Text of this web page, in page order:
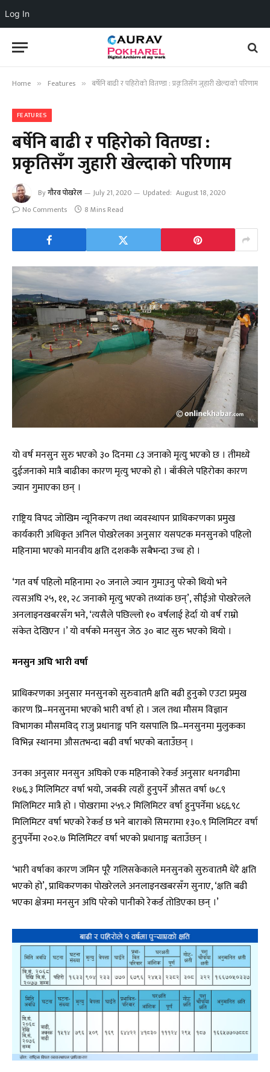
Log In
Home » Features » बर्षेनि बाढी र पहिरोको वितण्डा : प्रकृतिसँग जुहारी खेल्दाको परिणाम
FEATURES
बर्षेनि बाढी र पहिरोको वितण्डा :
प्रकृतिसँग जुहारी खेल्दाको परिणाम
Byगौरव पोखरेल July 21, 2020 Updated: August 18, 2020
No Comments
8 Mins Read
यो वर्ष मनसुन सुरु भएको ३० दिनमा ८३ जनाको मृत्यु भएको छ । तीमध्ये
दुईजनाको मात्रै बाढीका कारण मृत्यु भएको हो । बाँकीले पहिरोका कारण
ज्यान गुमाएका छन् ।
राष्ट्रिय विपद जोखिम न्यूनिकरण तथा व्यवस्थापन प्राधिकरणका प्रमुख
कार्यकारी अधिकृत अनिल पोखरेलका अनुसार यसपटक मनसुनको पहिलो
महिनामा भएको मानवीय क्षति दशककै सबैभन्दा उच्च हो ।
‘गत वर्ष पहिलो महिनामा २० जनाले ज्यान गुमाउनु परेको थियो भने
त्यसअघि २५, ११, २८ जनाको मृत्यु भएको तथ्यांक छन्’, सीईओ पोखरेलले
अनलाइनखबरसँग भने, ‘त्यसैले पछिल्लो १० वर्षलाई हेर्दा यो वर्ष राम्रो
संकेत देखिएन ।’ यो वर्षको मनसुन जेठ ३० बाट सुरु भएको थियो ।
मनसुन अघि भारी वर्षा
प्राधिकरणका अनुसार मनसुनको सुरुवातमै क्षति बढी हुनुको एउटा प्रमुख
कारण प्रि–मनसुनमा भएको भारी वर्षा हो । जल तथा मौसम विज्ञान
विभागका मौसमविद् राजु प्रधानाङ्ग पनि यसपालि प्रि–मनसुनमा मुलुकका
विभिन्न स्थानमा औसतभन्दा बढी वर्षा भएको बताउँछन् ।
उनका अनुसार मनसुन अघिको एक महिनाको रेकर्ड अनुसार धनगढीमा
१७६.३ मिलिमिटर वर्षा भयो, जबकी त्यहाँ हुनुपर्ने औसत वर्षा ७८.९
मिलिमिटर मात्रै हो । पोखरामा २५९.२ मिलिमिटर वर्षा हुनुपर्नेमा ४६६.९८
मिलिमिटर वर्षा भएको रेकर्ड छ भने बाराको सिमरामा १३०.९ मिलिमिटर वर्षा
हुनुपर्नेमा २०२.७ मिलिमिटर वर्षा भएको प्रधानाङ्ग बताउँछन् ।
‘भारी वर्षाका कारण जमिन पूरै गलिसकेकाले मनसुनको सुरुवातमै धेरै क्षति
भएको हो’, प्राधिकरणका पोखरेलले अनलाइनखबरसँग सुनाए, ‘क्षति बढी
भएका क्षेत्रमा मनसुन अघि परेको पानीको रेकर्ड तोडिएका छन् ।’